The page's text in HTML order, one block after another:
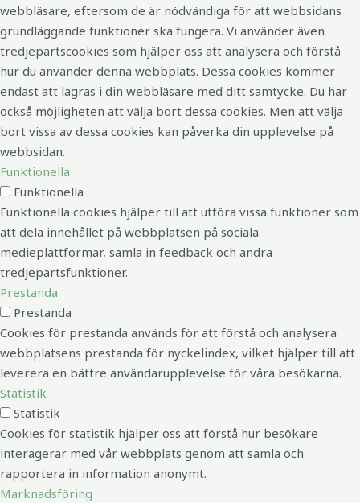
webbläsare, eftersom de är nödvändiga för att webbsidans
grundläggande funktioner ska fungera. Vi använder även
tredjepartscookies som hjälper oss att analysera och förstå
hur du använder denna webbplats. Dessa cookies kommer
endast att lagras i din webbläsare med ditt samtycke. Du har
också möjligheten att välja bort dessa cookies. Men att välja
bort vissa av dessa cookies kan påverka din upplevelse på
webbsidan.
Funktionella
Funktionella
Funktionella cookies hjälper till att utföra vissa funktioner som
att dela innehållet på webbplatsen på sociala
medieplattformar, samla in feedback och andra
tredjepartsfunktioner.
Prestanda
Prestanda
Cookies för prestanda används för att förstå och analysera
webbplatsens prestanda för nyckelindex, vilket hjälper till att
leverera en bättre användarupplevelse för våra besökarna.
Statistik
Statistik
Cookies för statistik hjälper oss att förstå hur besökare
interagerar med vår webbplats genom att samla och
rapportera in information anonymt.
Marknadsföring